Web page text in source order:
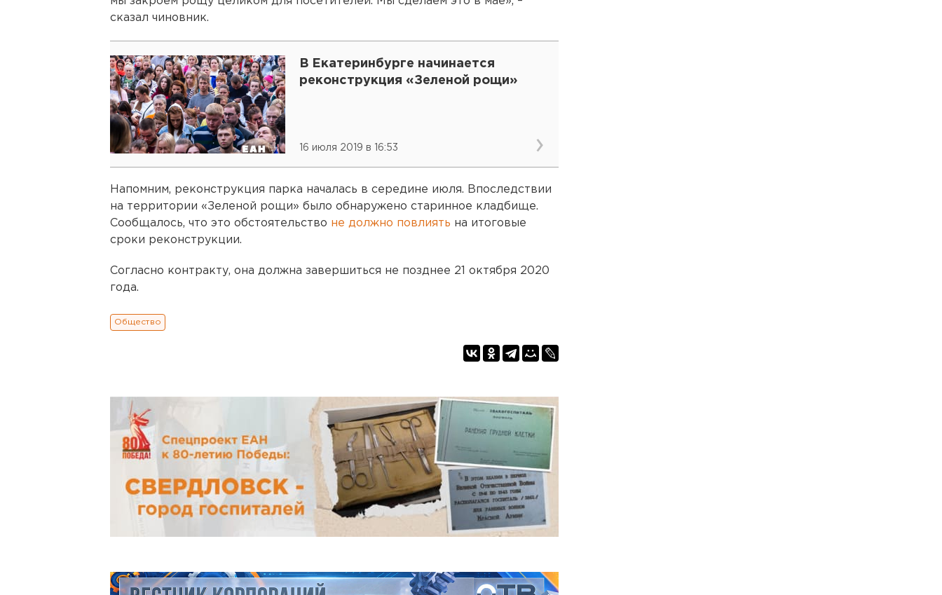
сказал чиновник.
В Екатеринбурге начинается
реконструкция «Зеленой рощи»
16 июля 2019 в 16:53
Напомним, реконструкция парка началась в середине июля. Впоследствии
на территории «Зеленой рощи» было обнаружено старинное кладбище.
Сообщалось, что это обстоятельство не должно повлиять на итоговые
сроки реконструкции.
Согласно контракту, она должна завершиться не позднее 21 октября 2020
года.
Общество